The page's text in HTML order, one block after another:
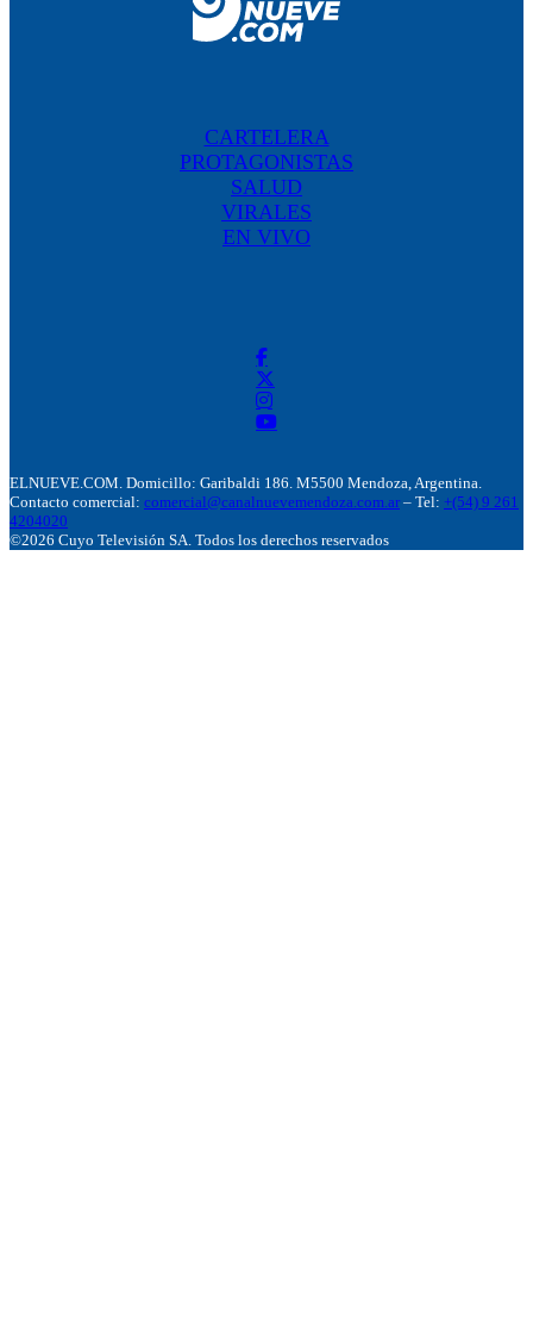
CARTELERA
PROTAGONISTAS
SALUD
VIRALES
EN VIVO
ELNUEVE.COM. Domicillo: Garibaldi 186. M5500 Mendoza, Argentina.
Contacto comercial: comercial@canalnuevemendoza.com.ar – Tel: +(54) 9 261
4204020
©2026 Cuyo Televisión SA. Todos los derechos reservados